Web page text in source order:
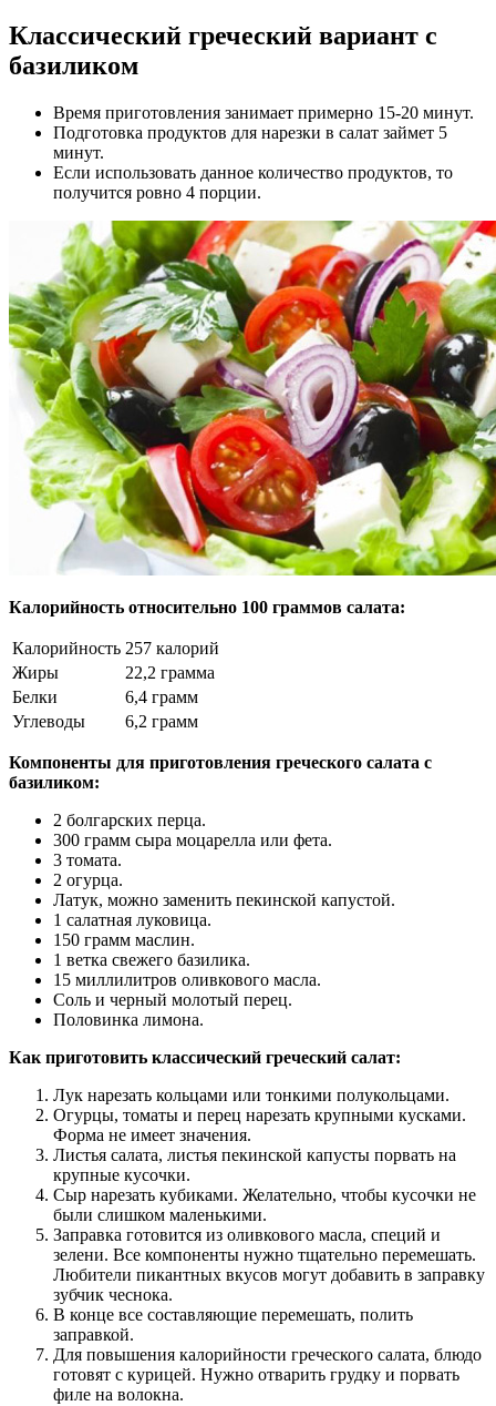
Классический греческий вариант с
базиликом
Время приготовления занимает примерно 15-20 минут.
Подготовка продуктов для нарезки в салат займет 5
минут.
Если использовать данное количество продуктов, то
получится ровно 4 порции.
Калорийность относительно 100 граммов салата:
Калорийность 257 калорий
Жиры
22,2 грамма
Белки
6,4 грамм
Углеводы
6,2 грамм
Компоненты для приготовления греческого салата с
базиликом:
2 болгарских перца.
300 грамм сыра моцарелла или фета.
3 томата.
2 огурца.
Латук, можно заменить пекинской капустой.
1 салатная луковица.
150 грамм маслин.
1 ветка свежего базилика.
15 миллилитров оливкового масла.
Соль и черный молотый перец.
Половинка лимона.
Как приготовить классический греческий салат:
Лук нарезать кольцами или тонкими полукольцами.
Огурцы, томаты и перец нарезать крупными кусками.
Форма не имеет значения.
Листья салата, листья пекинской капусты порвать на
крупные кусочки.
Сыр нарезать кубиками. Желательно, чтобы кусочки не
были слишком маленькими.
Заправка готовится из оливкового масла, специй и
зелени. Все компоненты нужно тщательно перемешать.
Любители пикантных вкусов могут добавить в заправку
зубчик чеснока.
В конце все составляющие перемешать, полить
заправкой.
Для повышения калорийности греческого салата, блюдо
готовят с курицей. Нужно отварить грудку и порвать
филе на волокна.